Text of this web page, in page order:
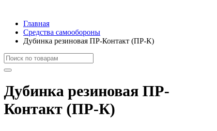
Главная
Средства самообороны
Дубинка резиновая ПР-Контакт (ПР-К)
Дубинка резиновая ПР-
Контакт (ПР-К)